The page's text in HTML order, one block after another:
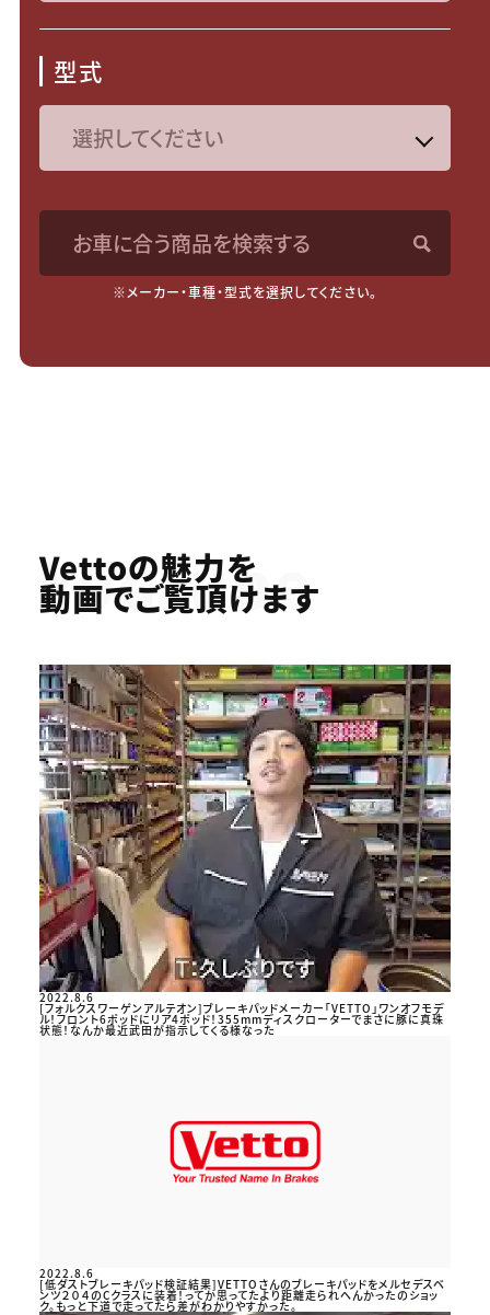
型式
お車に合う商品を検索する
※メーカー・車種・型式を選択してください。
Youtube
Vettoの魅力を
動画でご覧頂けます
2022.8.6
[フォルクスワーゲンアルテオン]ブレーキパッドメーカー「VETTO」ワンオフモデ
ル！フロント6ポッドにリア4ポッド！355mmディスクローターでまさに豚に真珠
状態！なんか最近武田が指示してくる様なった
2022.8.6
[低ダストブレーキパッド検証結果]VETTOさんのブレーキパッドをメルセデスベ
ンツ２０４のCクラスに装着！ってか思ってたより距離走られへんかったのショッ
ク。もっと下道で走ってたら差がわかりやすかった。